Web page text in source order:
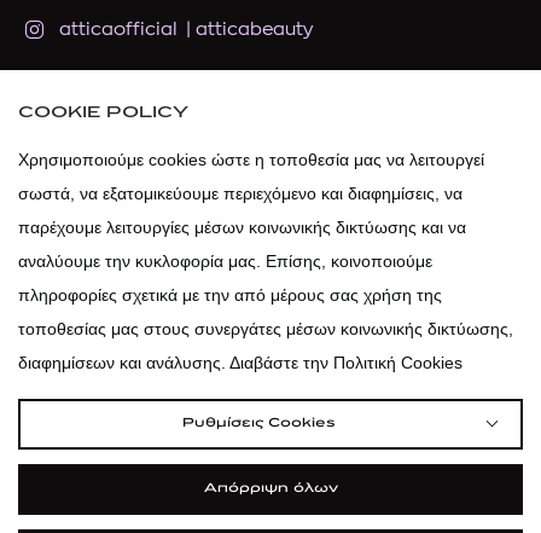
atticaofficial atticabeauty
atticadps
COOKIE POLICY
Χρησιμοποιούμε cookies ώστε η τοποθεσία μας να λειτουργεί
σωστά, να εξατομικεύουμε περιεχόμενο και διαφημίσεις, να
παρέχουμε λειτουργίες μέσων κοινωνικής δικτύωσης και να
αναλύουμε την κυκλοφορία μας. Επίσης, κοινοποιούμε
πληροφορίες σχετικά με την από μέρους σας χρήση της
τοποθεσίας μας στους συνεργάτες μέσων κοινωνικής δικτύωσης,
διαφημίσεων και ανάλυσης. Διαβάστε την Πολιτική Cookies
Ρυθμίσεις Cookies
Απόρριψη όλων